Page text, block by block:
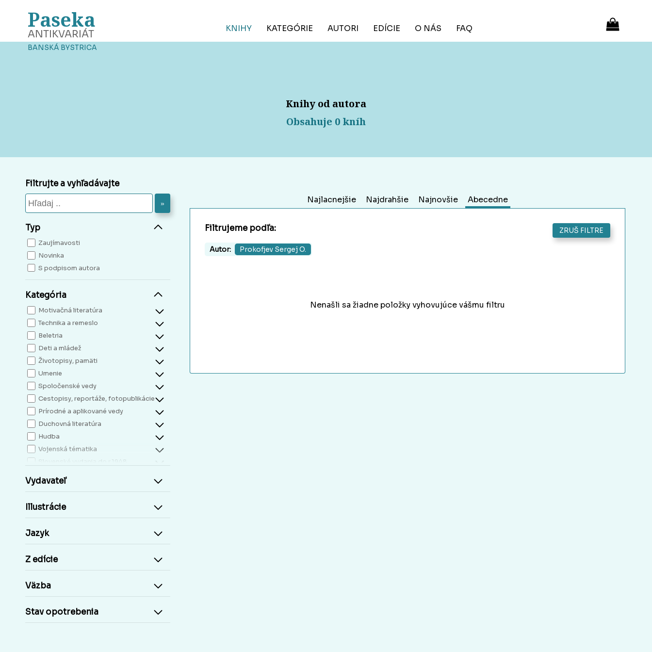
Paseka
ANTIKVARIÁT
BANSKÁ BYSTRICA
KNIHY KATEGÓRIE AUTORI EDÍCIE O NÁS FAQ
Knihy od autora
Obsahuje 0 kníh
Filtrujte a vyhľadávajte
»
Typ
Zaujímavosti
Novinka
S podpisom autora
Kategória
Motivačná literatúra
Technika a remeslo
Beletria
Deti a mládež
Životopisy, pamäti
Umenie
Spoločenské vedy
Cestopisy, reportáže, fotopublikácie
Prírodné a aplikované vedy
Duchovná literatúra
Hudba
Vojenská tématika
Slovenské vydania do r.1948
Kresťanská literatúra
Príroda a človek
Cudzie jazyky, učebnice a slovníky
Učebnice základná škola
Staré tlače, Early prints
Časopisy a noviny
Vydavateľ
Illustrácie
Jazyk
Z edície
Väzba
Stav opotrebenia
Najlacnejšie Najdrahšie Najnovšie Abecedne
Filtrujeme podľa: ZRUŠ FILTRE
Autor: Prokofjev Sergej O.
Nenašli sa žiadne položky vyhovujúce vášmu filtru